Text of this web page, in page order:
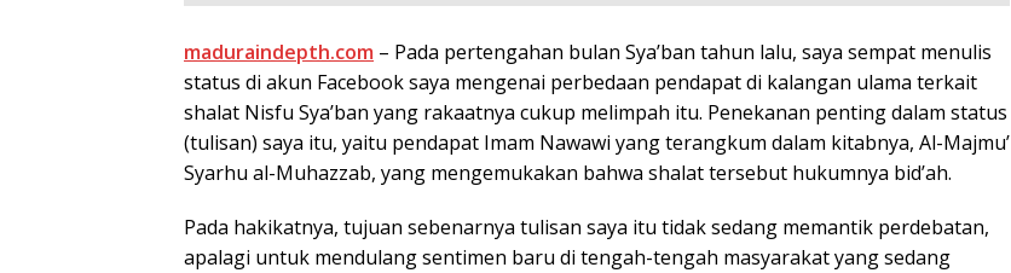
maduraindepth.com – Pada pertengahan bulan Sya’ban tahun lalu, saya sempat menulis
status di akun Facebook saya mengenai perbedaan pendapat di kalangan ulama terkait
shalat Nisfu Sya’ban yang rakaatnya cukup melimpah itu. Penekanan penting dalam status
(tulisan) saya itu, yaitu pendapat Imam Nawawi yang terangkum dalam kitabnya, Al-Majmu’
Syarhu al-Muhazzab, yang mengemukakan bahwa shalat tersebut hukumnya bid’ah.
Pada hakikatnya, tujuan sebenarnya tulisan saya itu tidak sedang memantik perdebatan,
apalagi untuk mendulang sentimen baru di tengah-tengah masyarakat yang sedang